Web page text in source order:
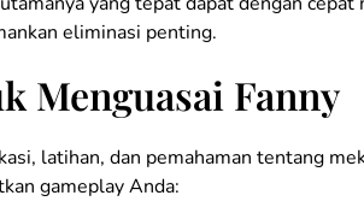
eliminasi penting.
Menguasai Fanny
latihan, dan pemahaman tentang
gameplay Anda: